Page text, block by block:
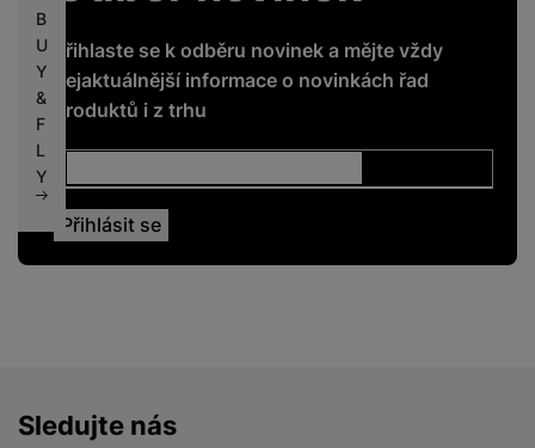
B
U
Y
&
F
L
Y
Přihlaste se k odběru novinek a mějte vždy
nejaktuálnější informace o novinkách řad
produktů i z trhu
Sledujte nás